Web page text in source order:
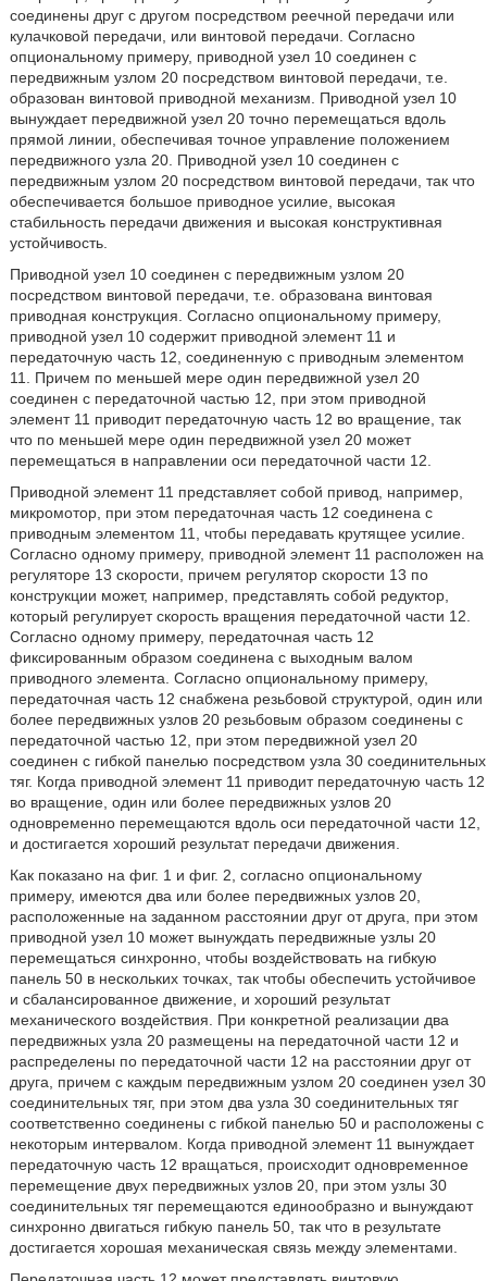
соединены друг с другом посредством реечной передачи или
кулачковой передачи, или винтовой передачи. Согласно
опциональному примеру, приводной узел 10 соединен с
передвижным узлом 20 посредством винтовой передачи, т.е.
образован винтовой приводной механизм. Приводной узел 10
вынуждает передвижной узел 20 точно перемещаться вдоль
прямой линии, обеспечивая точное управление положением
передвижного узла 20. Приводной узел 10 соединен с
передвижным узлом 20 посредством винтовой передачи, так что
обеспечивается большое приводное усилие, высокая
стабильность передачи движения и высокая конструктивная
устойчивость.
Приводной узел 10 соединен с передвижным узлом 20
посредством винтовой передачи, т.е. образована винтовая
приводная конструкция. Согласно опциональному примеру,
приводной узел 10 содержит приводной элемент 11 и
передаточную часть 12, соединенную с приводным элементом
11. Причем по меньшей мере один передвижной узел 20
соединен с передаточной частью 12, при этом приводной
элемент 11 приводит передаточную часть 12 во вращение, так
что по меньшей мере один передвижной узел 20 может
перемещаться в направлении оси передаточной части 12.
Приводной элемент 11 представляет собой привод, например,
микромотор, при этом передаточная часть 12 соединена с
приводным элементом 11, чтобы передавать крутящее усилие.
Согласно одному примеру, приводной элемент 11 расположен на
регуляторе 13 скорости, причем регулятор скорости 13 по
конструкции может, например, представлять собой редуктор,
который регулирует скорость вращения передаточной части 12.
Согласно одному примеру, передаточная часть 12
фиксированным образом соединена с выходным валом
приводного элемента. Согласно опциональному примеру,
передаточная часть 12 снабжена резьбовой структурой, один или
более передвижных узлов 20 резьбовым образом соединены с
передаточной частью 12, при этом передвижной узел 20
соединен с гибкой панелью посредством узла 30 соединительных
тяг. Когда приводной элемент 11 приводит передаточную часть 12
во вращение, один или более передвижных узлов 20
одновременно перемещаются вдоль оси передаточной части 12,
и достигается хороший результат передачи движения.
Как показано на фиг. 1 и фиг. 2, согласно опциональному
примеру, имеются два или более передвижных узлов 20,
расположенные на заданном расстоянии друг от друга, при этом
приводной узел 10 может вынуждать передвижные узлы 20
перемещаться синхронно, чтобы воздействовать на гибкую
панель 50 в нескольких точках, так чтобы обеспечить устойчивое
и сбалансированное движение, и хороший результат
механического воздействия. При конкретной реализации два
передвижных узла 20 размещены на передаточной части 12 и
распределены по передаточной части 12 на расстоянии друг от
друга, причем с каждым передвижным узлом 20 соединен узел 30
соединительных тяг, при этом два узла 30 соединительных тяг
соответственно соединены с гибкой панелью 50 и расположены с
некоторым интервалом. Когда приводной элемент 11 вынуждает
передаточную часть 12 вращаться, происходит одновременное
перемещение двух передвижных узлов 20, при этом узлы 30
соединительных тяг перемещаются единообразно и вынуждают
синхронно двигаться гибкую панель 50, так что в результате
достигается хорошая механическая связь между элементами.